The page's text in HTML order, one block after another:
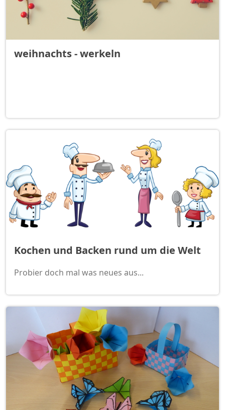
weihnachts - werkeln
Kochen und Backen rund um die Welt
Probier doch mal was neues aus...